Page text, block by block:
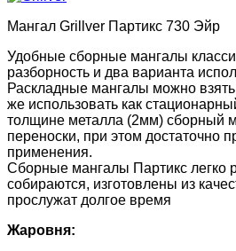
Мангал Grillver Партикс 730 Эйр
Удобные сборные мангалы
разборность и два варианта
Раскладные мангалы можно
же использовать как
толщине металла (2мм) сборный
переноски, при этом достаточно
применения.
Сборные мангалы Партикс легко
собираются, изготовлены из
прослужат долгое время
Жаровня: